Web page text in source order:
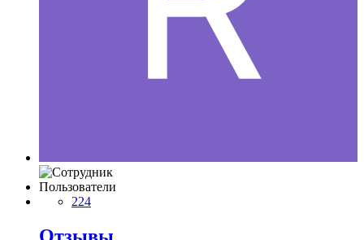
Пользователи
224
Отзывы